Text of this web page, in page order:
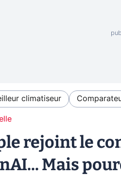
climatiseur
rejoint le
Mais